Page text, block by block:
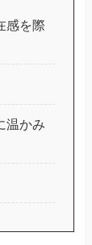
感を際
温かみ